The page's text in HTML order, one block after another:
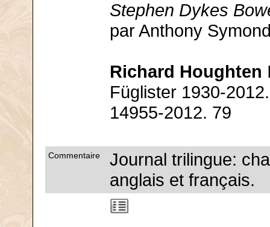
Stephen Dykes
par Anthony
Richard Houghten
Füglister 1930-
14955-2012. 79
Commentaire
Journal trilingue:
anglais et français.